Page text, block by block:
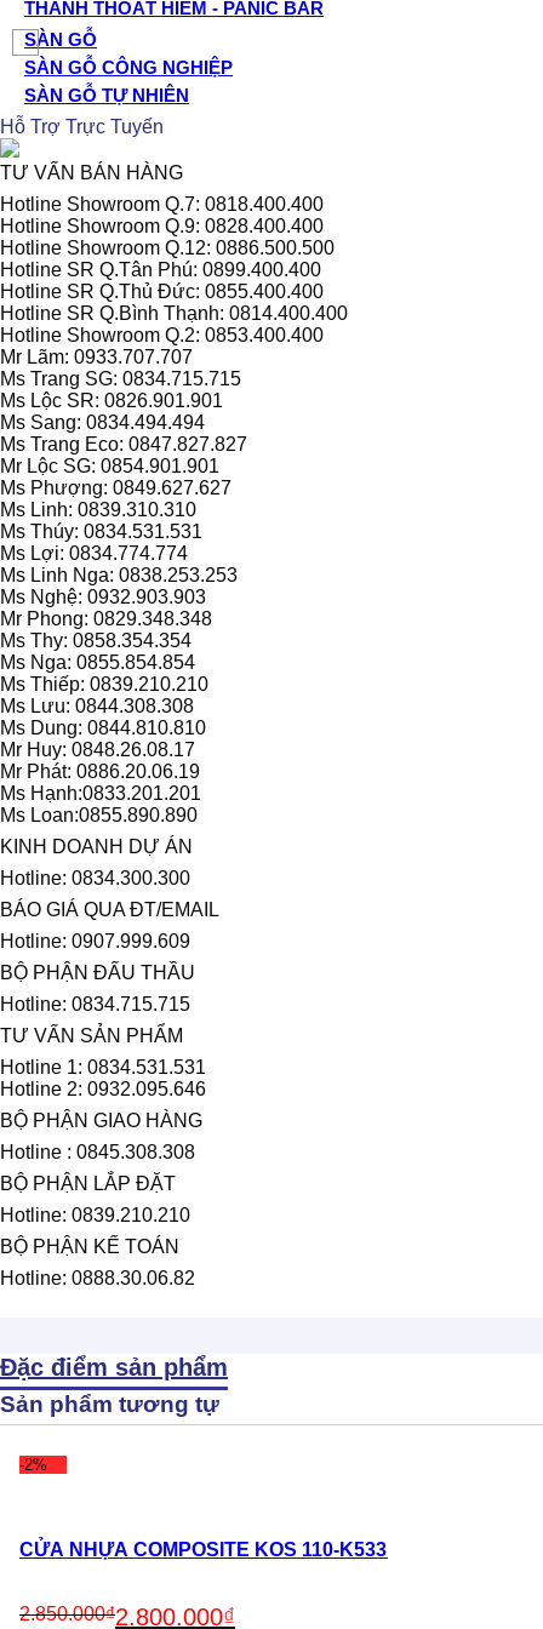
THANH THOÁT HIỂM - PANIC BAR
SÀN GỖ
SÀN GỖ CÔNG NGHIỆP
SÀN GỖ TỰ NHIÊN
Hỗ Trợ Trực Tuyến
TƯ VẤN BÁN HÀNG
Hotline Showroom Q.7: 0818.400.400
Hotline Showroom Q.9: 0828.400.400
Hotline Showroom Q.12: 0886.500.500
Hotline SR Q.Tân Phú: 0899.400.400
Hotline SR Q.Thủ Đức: 0855.400.400
Hotline SR Q.Bình Thạnh: 0814.400.400
Hotline Showroom Q.2: 0853.400.400
Mr Lãm: 0933.707.707
Ms Trang SG: 0834.715.715
Ms Lộc SR: 0826.901.901
Ms Sang: 0834.494.494
Ms Trang Eco: 0847.827.827
Mr Lộc SG: 0854.901.901
Ms Phượng: 0849.627.627
Ms Linh: 0839.310.310
Ms Thúy: 0834.531.531
Ms Lợi: 0834.774.774
Ms Linh Nga: 0838.253.253
Ms Nghệ: 0932.903.903
Mr Phong: 0829.348.348
Ms Thy: 0858.354.354
Ms Nga: 0855.854.854
Ms Thiếp: 0839.210.210
Ms Lưu: 0844.308.308
Ms Dung: 0844.810.810
Mr Huy: 0848.26.08.17
Mr Phát: 0886.20.06.19
Ms Hạnh:0833.201.201
Ms Loan:0855.890.890
KINH DOANH DỰ ÁN
Hotline: 0834.300.300
BÁO GIÁ QUA ĐT/EMAIL
Hotline: 0907.999.609
BỘ PHẬN ĐẤU THẦU
Hotline: 0834.715.715
TƯ VẤN SẢN PHẨM
Hotline 1: 0834.531.531
Hotline 2: 0932.095.646
BỘ PHẬN GIAO HÀNG
Hotline : 0845.308.308
BỘ PHẬN LẮP ĐẶT
Hotline: 0839.210.210
BỘ PHẬN KẾ TOÁN
Hotline: 0888.30.06.82
Đặc điểm sản phẩm
Sản phẩm tương tự
-2%
CỬA NHỰA COMPOSITE KOS 110-K533
2.850.000₫2.800.000₫